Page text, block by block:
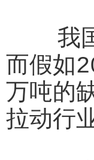
我国
而假如
万吨的
拉动行